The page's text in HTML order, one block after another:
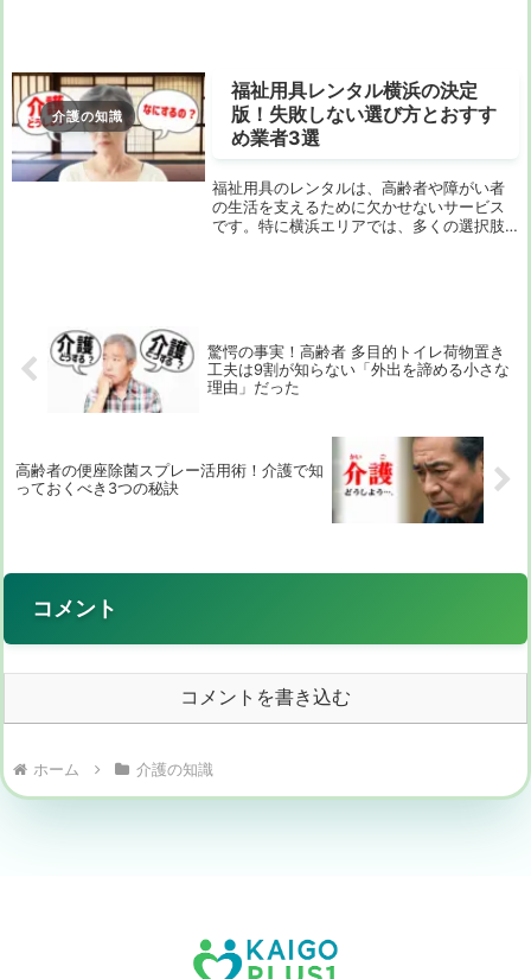
介護の知識
福祉用具レンタル横浜の決定
版！失敗しない選び方とおすす
め業者3選
福祉用具のレンタルは、高齢者や障がい者
の生活を支えるために欠かせないサービス
です。特に横浜エリアでは、多くの選択肢
驚愕の事実！高齢者 多目的トイレ荷物置き
工夫は9割が知らない「外出を諦める小さな
理由」だった
高齢者の便座除菌スプレー活用術！介護で知
っておくべき3つの秘訣
コメント
コメントを書き込む
ホーム 介護の知識